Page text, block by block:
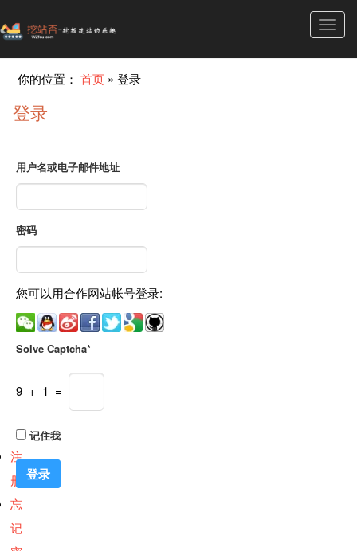
你的位置：首页 »登录
登录
用户名或电子邮件地址
密码
您可以用合作网站帐号登录:
Solve Captcha*
9 + 1 =
记住我
注
册
忘
记